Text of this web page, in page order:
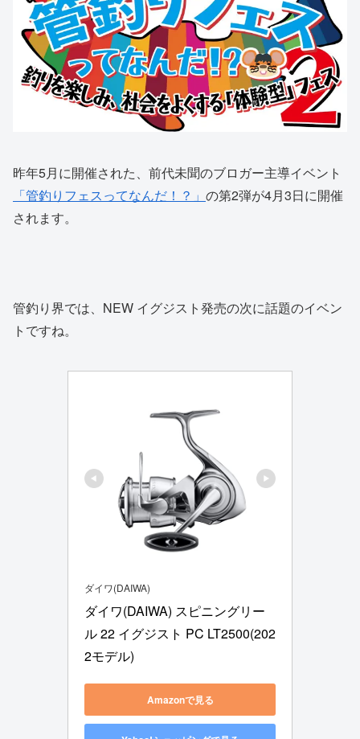
昨年5月に開催された、前代未聞のブロガー主導イベント
「管釣りフェスってなんだ！？」 の第2弾が4月3日に開催
されます。
管釣り界では、NEW イグジスト発売の次に話題のイベン
トですね。
ダイワ(DAIWA)
ダイワ(DAIWA) スピニングリー
ル 22 イグジスト PC LT2500(202
2モデル)
Amazonで見る